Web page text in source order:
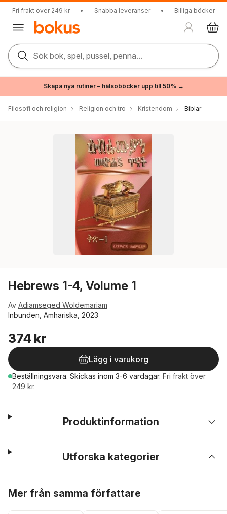
Fri frakt över 249 kr • Snabba leveranser • Billiga böcker
Sök bok, spel, pussel, penna...
Skapa nya rutiner – hälsoböcker upp till 50% →
Filosofi och religion Religion och tro Kristendom Biblar
Hebrews 1-4, Volume 1
Av Adiamseged Woldemariam
Inbunden, Amhariska, 2023
374 kr
Lägg i varukorg
Beställningsvara. Skickas inom 3-6 vardagar. Fri frakt över
249 kr.
Produktinformation
Utforska kategorier
Mer från samma författare